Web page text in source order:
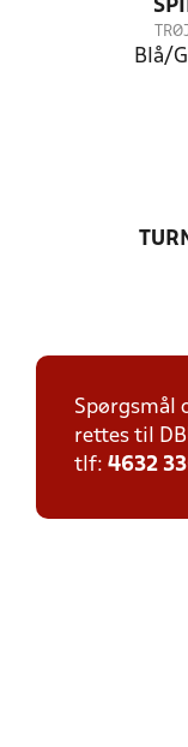
Blå/
Spørgsmål
rettes til
tlf: 4632